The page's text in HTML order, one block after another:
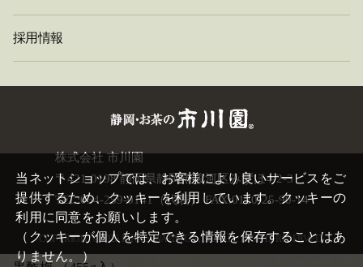
採用情報
株式会社 市川園
〒421-0198 静岡県静岡市駿河区みずほ4-2-3
TEL:054-259-0141（代表） FAX:0120-25-90-14
COPYRIGHT©2026 ICHIKAWAEN. CO.,LTD. ALL RIGHTS RESERVED.
当ネットショップでは、お客様により良いサービスをご
提供するため、クッキーを利用しています。クッキーの
利用に同意をお願いします。
（クッキーが個人を特定できる情報を保存することはあ
りません。）
閉
じ
る